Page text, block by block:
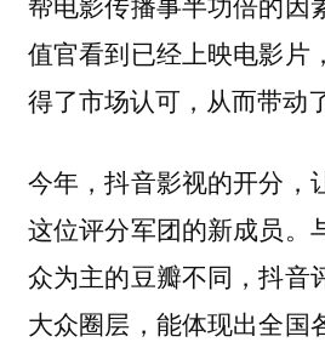
值官看到已经上映电影片
得了市场认可，从而带动
今年，抖音影视的开分，
这位评分军团的新成员。
众为主的豆瓣不同，抖音
大众圈层，能体现出全国